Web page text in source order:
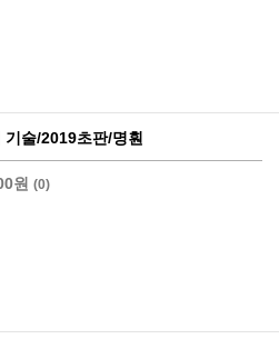
기술/2019초판/명훤
원 (0)